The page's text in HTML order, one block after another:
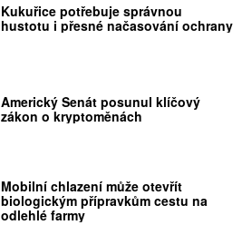
Kukuřice potřebuje správnou
hustotu i přesné načasování ochrany
Americký Senát posunul klíčový
zákon o kryptoměnách
Mobilní chlazení může otevřít
biologickým přípravkům cestu na
odlehlé farmy